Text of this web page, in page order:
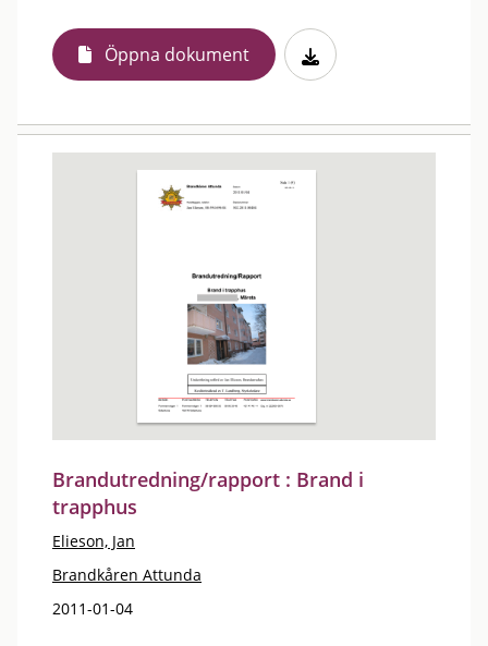
Öppna dokument
Brandutredning/rapport : Brand i
trapphus
Elieson, Jan
Brandkåren Attunda
2011-01-04